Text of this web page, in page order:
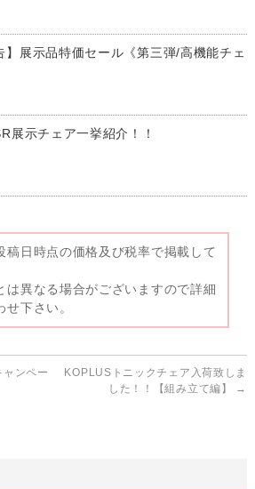
】展示品特価セール《第三弾/高機能チェ
展示チェア一挙紹介！！
稿日時点の価格及び税率で掲載して
は異なる場合がございますので詳細
せ下さい。
ャンペー
KOPLUSトニックチェア入荷致しま
した！！【組み立て編】
→